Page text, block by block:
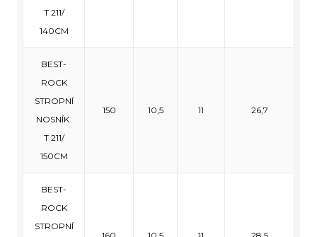
T 211/
140CM
BEST-
ROCK
STROPNÍ
NOSNÍK
T 211/
150CM
150 10,5 11 26,7
BEST-
ROCK
STROPNÍ